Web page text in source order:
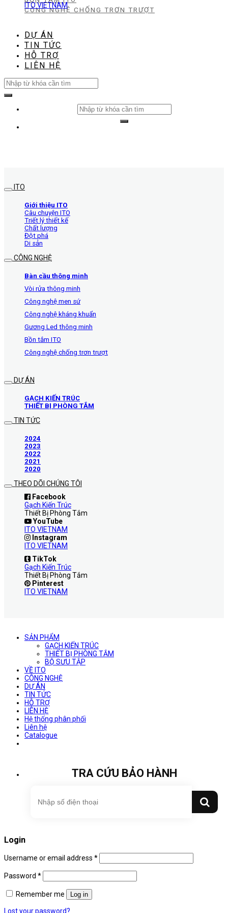
CÔNG NGHỆ CHỐNG TRƠN TRƯỢT
DỰ ÁN
TIN TỨC
HỖ TRỢ
LIÊN HỆ
Search
for:
Search
for:
ITO VIETNAM
ITO
Giới thiệu ITO
Câu chuyện ITO
Triết lý thiết kế
Chất lượng
Đột phá
Di sản
CÔNG NGHỆ
Bàn cầu thông minh
Vòi rửa thông minh
Công nghệ men sứ
Công nghệ kháng khuẩn
Gương Led thông minh
Bồn tắm ITO
Công nghệ chống trơn trượt
DỰ ÁN
GẠCH KIẾN TRÚC
THIẾT BỊ PHÒNG TẮM
TIN TỨC
2024
2023
2022
2021
2020
THEO DÕI CHÚNG TÔI
Facebook
Gạch Kiến Trúc
Thiết Bị Phòng Tắm
YouTube
ITO VIETNAM
Instagram
ITO VIETNAM
TikTok
Gạch Kiến Trúc
Thiết Bị Phòng Tắm
Pinterest
ITO VIETNAM
SẢN PHẨM
GẠCH KIẾN TRÚC
THIẾT BỊ PHÒNG TẮM
BỘ SƯU TẬP
VỀ ITO
CÔNG NGHỆ
DỰ ÁN
TIN TỨC
HỖ TRỢ
LIÊN HỆ
Hệ thống phân phối
Liên hệ
Catalogue
TRA CỨU BẢO HÀNH
Login
Username or email address *
Password *
Remember me Log in
Lost your password?